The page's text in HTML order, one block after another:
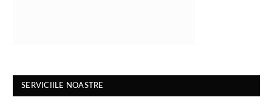
SERVICIILE NOASTRE